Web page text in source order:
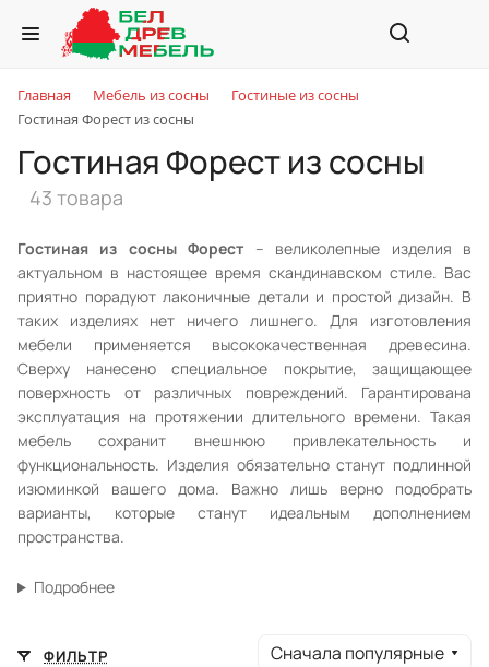
Главная Мебель из сосны
Гостиные из сосны
Гостиная Форест из сосны
Гостиная Форест из сосны
43 товара
Гостиная из сосны Форест – великолепные изделия в
актуальном в настоящее время скандинавском стиле. Вас
приятно порадуют лаконичные детали и простой дизайн. В
таких изделиях нет ничего лишнего. Для изготовления
мебели применяется высококачественная древесина.
Сверху нанесено специальное покрытие, защищающее
поверхность от различных повреждений. Гарантирована
эксплуатация на протяжении длительного времени. Такая
мебель сохранит внешнюю привлекательность и
функциональность. Изделия обязательно станут подлинной
изюминкой вашего дома. Важно лишь верно подобрать
варианты, которые станут идеальным дополнением
пространства.
Подробнее
ФИЛЬТР Сначала популярные